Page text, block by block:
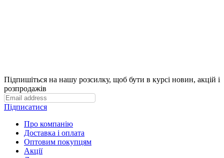
Підпишіться на нашу розсилку, щоб бути в курсі новин, акцій і
розпродажів
Підписатися
Про компанію
Доставка і оплата
Оптовим покупцям
Акції